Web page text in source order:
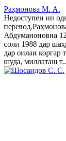
Раҳмонова М. А.
Недоступен ни
Абдуманоновна
соли 1988 дар
дар оилаи коргар
шуда, миллаташ